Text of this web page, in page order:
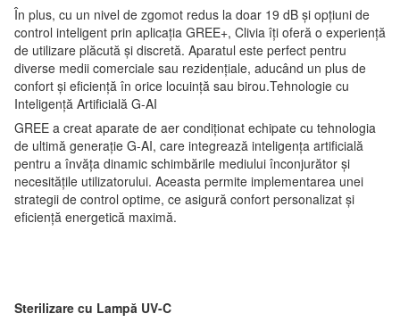
În plus, cu un nivel de zgomot redus la doar 19 dB și opțiuni de
control inteligent prin aplicația GREE+, Clivia îți oferă o experiență
de utilizare plăcută și discretă. Aparatul este perfect pentru
diverse medii comerciale sau rezidențiale, aducând un plus de
confort și eficiență în orice locuință sau birou.Tehnologie cu
Inteligență Artificială G-AI
GREE a creat aparate de aer condiționat echipate cu tehnologia
de ultimă generație G-AI, care integrează inteligența artificială
pentru a învăța dinamic schimbările mediului înconjurător și
necesitățile utilizatorului. Aceasta permite implementarea unei
strategii de control optime, ce asigură confort personalizat și
eficiență energetică maximă.
Sterilizare cu Lampă UV-C